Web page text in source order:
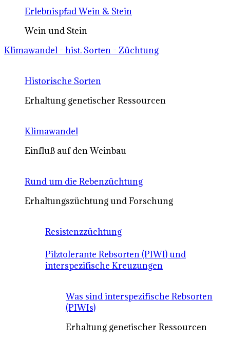
Erlebnispfad Wein & Stein
Wein und Stein
Klimawandel - hist. Sorten - Züchtung
Historische Sorten
Erhaltung genetischer Ressourcen
Klimawandel
Einfluß auf den Weinbau
Rund um die Rebenzüchtung
Erhaltungszüchtung und Forschung
Resistenzzüchtung
Pilztolerante Rebsorten (PIWI) und
interspezifische Kreuzungen
Was sind interspezifische Rebsorten
(PIWIs)
Erhaltung genetischer Ressourcen